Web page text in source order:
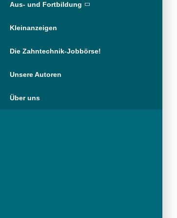
Aus- und Fortbildung
Kleinanzeigen
Die Zahntechnik-Jobbörse!
Unsere Autoren
Über uns